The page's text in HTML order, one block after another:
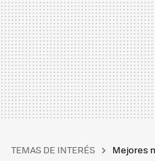
TEMAS DE INTERÉS Mejores